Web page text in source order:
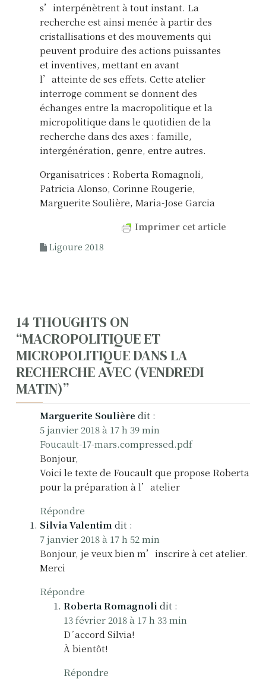
s’interpénètrent à tout instant. La
recherche est ainsi menée à partir des
cristallisations et des mouvements qui
peuvent produire des actions puissantes
et inventives, mettant en avant
l’atteinte de ses effets. Cette atelier
interroge comment se donnent des
échanges entre la macropolitique et la
micropolitique dans le quotidien de la
recherche dans des axes : famille,
intergénération, genre, entre autres.
Organisatrices : Roberta Romagnoli,
Patricia Alonso, Corinne Rougerie,
Marguerite Soulière, Maria-Jose Garcia
Imprimer cet article
Ligoure 2018
N
a
v
i
14 THOUGHTS ON
“MACROPOLITIQUE ET
MICROPOLITIQUE DANS LA
RECHERCHE AVEC (VENDREDI
MATIN)”
Marguerite Soulière dit :
5 janvier 2018 à 17 h 39 min
Foucault-17-mars.compressed.pdf
Bonjour,
Voici le texte de Foucault que propose Roberta
pour la préparation à l’atelier
Répondre
Silvia Valentim dit :
7 janvier 2018 à 17 h 52 min
Bonjour, je veux bien m’inscrire à cet atelier.
Merci
Répondre
Roberta Romagnoli dit :
13 février 2018 à 17 h 33 min
D´accord Silvia!
À bientôt!
Répondre